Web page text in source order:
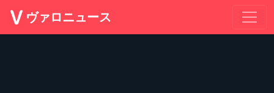
ヴァロニュース